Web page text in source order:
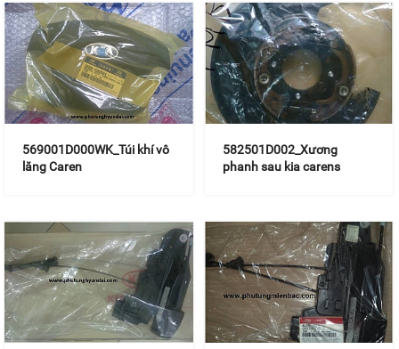
569001D000WK_Túi khí vô
lăng Caren
582501D002_Xương
phanh sau kia carens